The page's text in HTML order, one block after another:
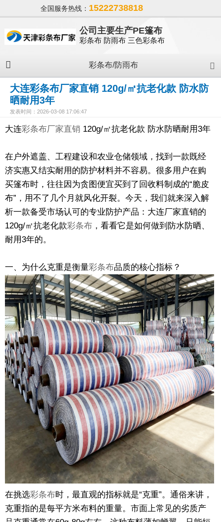
全国服务热线： 15222738818
公司主要生产PE篷布
彩条布 防雨布 三色彩条布
彩条布/防雨布
大连彩条布厂家直销 120g/㎡抗老化款 防水防
晒耐用3年
发表时间：2026-03-08 17:06:47
大连彩条布厂家直销 120g/㎡抗老化款 防水防晒耐用3年
在户外遮盖、工程建设和农业仓储领域，找到一款既经
济实惠又结实耐用的防护材料并不容易。很多用户在购
买篷布时，往往因为贪图便宜买到了回收料制成的“脆皮
布”，用不了几个月就风化开裂。今天，我们就来深入解
析一款备受市场认可的专业防护产品：大连厂家直销的
120g/㎡抗老化款彩条布 ，看看它是如何做到防水防晒、
耐用3年的。
一、为什么克重是衡量彩条布品质的核心指标？
在挑选彩条布时，最直观的指标就是“克重”。通俗来讲，
克重指的是每平方米布料的重量。市面上常见的劣质产